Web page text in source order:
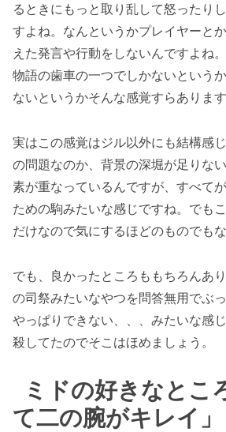
るときにもっと取り乱して怒ったり
すよね。なんというかプレイヤーと
えた発言や行動をしないんですよね
物語の歯車の一つでしかないという
ないというかそんな感覚すらあります
実はこの感覚はジル以外にも結構感
の問題なのか、背景の深堀が足りな
素が重なっているんですが、すべて
ための駒みたいな感じですね。でも
だけなので気にするほどのものでもな
でも、良かったところももちろんあ
の司祭みたいなやつを問答無用でぶ
やっぱりできない、、、みたいな感
殺してたのでそこはほめましょう。
ミドの好きなとこ
て二の腕がキレイ」